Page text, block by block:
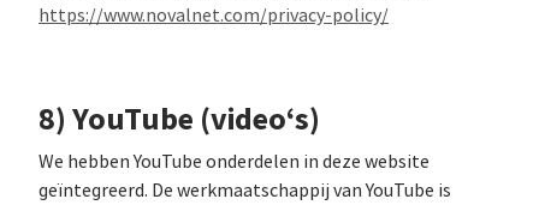
https://www.novalnet.com/privacy-policy/
8) YouTube (video‘s)
We hebben YouTube onderdelen in deze website
geïntegreerd. De werkmaatschappij van YouTube is